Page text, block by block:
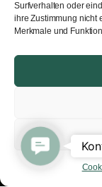
Surfverhalten oder
ihre Zustimmung nicht
Merkmale und
Contact Us